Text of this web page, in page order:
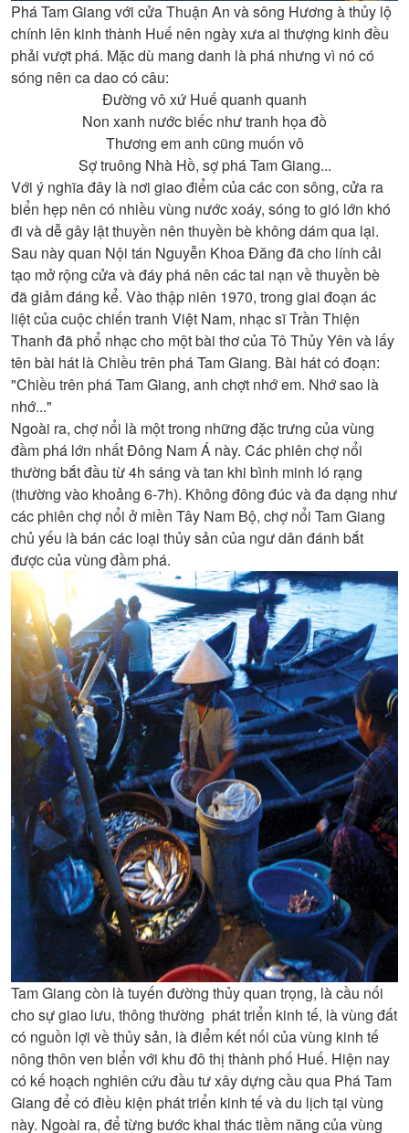
Phá Tam Giang với cửa Thuận An và sông Hương à thủy lộ
chính lên kinh thành Huế nên ngày xưa ai thượng kinh đều
phải vượt phá. Mặc dù mang danh là phá nhưng vì nó có
sóng nên ca dao có câu:
Đường vô xứ Huế quanh quanh
Non xanh nước biếc như tranh họa đồ
Thương em anh cũng muốn vô
Sợ truông Nhà Hồ, sợ phá Tam Giang...
Với ý nghĩa đây là nơi giao điểm của các con sông, cửa ra
biển hẹp nên có nhiều vùng nước xoáy, sóng to gió lớn khó
đi và dễ gây lật thuyền nên thuyền bè không dám qua lại.
Sau này quan Nội tán Nguyễn Khoa Đăng đã cho lính cải
tạo mở rộng cửa và đáy phá nên các tai nạn về thuyền bè
đã giảm đáng kể. Vào thập niên 1970, trong giai đoạn ác
liệt của cuộc chiến tranh Việt Nam, nhạc sĩ Trần Thiện
Thanh đã phổ nhạc cho một bài thơ của Tô Thủy Yên và lấy
tên bài hát là Chiều trên phá Tam Giang. Bài hát có đoạn:
"Chiều trên phá Tam Giang, anh chợt nhớ em. Nhớ sao là
nhớ..."
Ngoài ra, chợ nổi là một trong những đặc trưng của vùng
đầm phá lớn nhất Đông Nam Á này. Các phiên chợ nổi
thường bắt đầu từ 4h sáng và tan khi bình minh ló rạng
(thường vào khoảng 6-7h). Không đông đúc và đa dạng như
các phiên chợ nổi ở miền Tây Nam Bộ, chợ nổi Tam Giang
chủ yếu là bán các loại thủy sản của ngư dân đánh bắt
được của vùng đầm phá.
Tam Giang còn là tuyến đường thủy quan trọng, là cầu nối
cho sự giao lưu, thông thường phát triển kinh tế, là vùng đất
có nguồn lợi về thủy sản, là điểm kết nối của vùng kinh tế
nông thôn ven biển với khu đô thị thành phố Huế. Hiện nay
có kế hoạch nghiên cứu đầu tư xây dựng cầu qua Phá Tam
Giang để có điều kiện phát triển kinh tế và du lịch tại vùng
này. Ngoài ra, để từng bước khai thác tiềm năng của vùng